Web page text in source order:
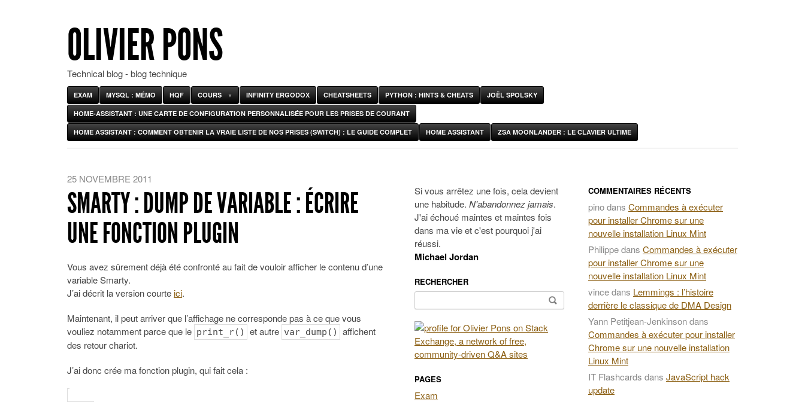
OLIVIER PONS
Technical blog - blog technique
EXAM MYSQL : MÉMO HQF COURS INFINITY ERGODOX CHEATSHEETS PYTHON : HINTS & CHEATS JOËL SPOLSKY
HOME-ASSISTANT : UNE CARTE DE CONFIGURATION PERSONNALISÉE POUR LES PRISES DE COURANT
HOME ASSISTANT : COMMENT OBTENIR LA VRAIE LISTE DE NOS PRISES (SWITCH) : LE GUIDE COMPLET HOME ASSISTANT ZSA MOONLANDER : LE CLAVIER ULTIME
25 NOVEMBRE 2011
SMARTY : DUMP DE VARIABLE : ÉCRIRE
UNE FONCTION PLUGIN
Vous avez sûrement déjà été confronté au fait de vouloir afficher le contenu d’une
variable Smarty.
J’ai décrit la version courteici.
Maintenant, il peut arriver que l’affichage ne corresponde pas à ce que vous
vouliez notamment parce que le print_r() et autre var_dump()
affichent
des retour chariot.
J’ai donc crée ma fonction plugin, qui fait cela :
Si vous arrêtez une fois, cela devient
une habitude. N'abandonnez jamais.
J'ai échoué maintes et maintes fois
dans ma vie et c'est pourquoi j'ai
réussi.
Michael Jordan
RECHERCHER
PAGES
Exam
COMMENTAIRES RÉCENTS
pinodans Commandes à exécuter
pour installer Chrome sur une
nouvelle installation Linux Mint
Philippedans Commandes à exécuter
pour installer Chrome sur une
nouvelle installation Linux Mint
vincedans Lemmings : l’histoire
derrière le classique de DMA Design
Yann Petitjean-Jenkinsondans
Commandes à exécuter pour installer
Chrome sur une nouvelle installation
Linux Mint
IT Flashcards dans JavaScript hack
update